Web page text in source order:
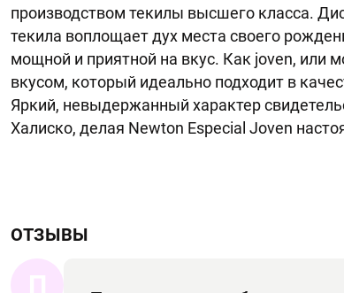
производством текилы высшего класса.
текила воплощает дух места своего
мощной и приятной на вкус. Как joven, или
вкусом, который идеально подходит в
Яркий, невыдержанный характер
Халиско, делая Newton Especial Joven
ОТЗЫВЫ
П